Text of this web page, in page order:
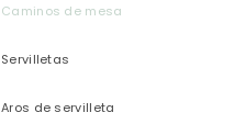
Caminos de mesa
Servilletas
Aros de servilleta